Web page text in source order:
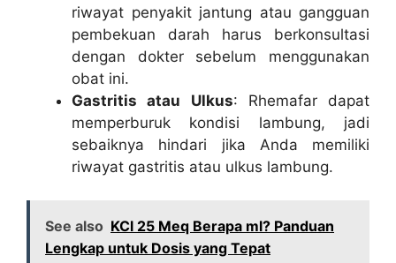
riwayat penyakit jantung atau gangguan
pembekuan darah harus berkonsultasi
dengan dokter sebelum menggunakan
obat ini.
Gastritis atau Ulkus: Rhemafar dapat
memperburuk kondisi lambung, jadi
sebaiknya hindari jika Anda memiliki
riwayat gastritis atau ulkus lambung.
See also KCl 25 Meq Berapa ml? Panduan
Lengkap untuk Dosis yang Tepat